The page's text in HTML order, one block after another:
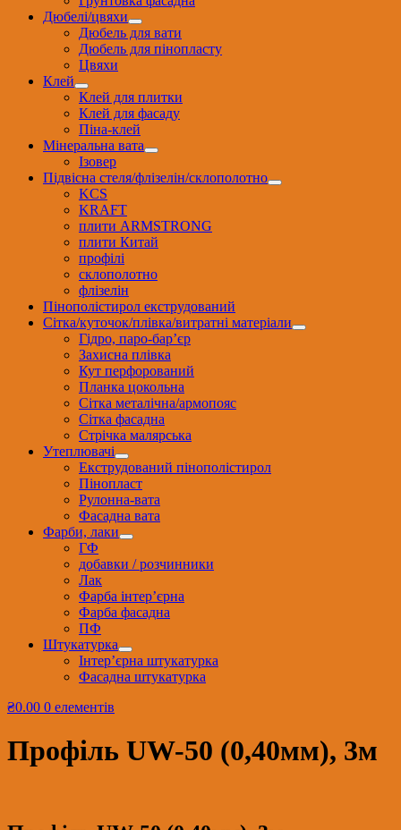
Дюбелі/цвяхи
Дюбель для вати
Дюбель для пінопласту
Цвяхи
Клей
Клей для плитки
Клей для фасаду
Піна-клей
Мінеральна вата
Ізовер
Підвісна стеля/флізелін/склополотно
KCS
KRAFT
плити ARMSTRONG
плити Китай
профілі
склополотно
флізелін
Пінополістирол екструдований
Сітка/куточок/плівка/витратні матеріали
Гідро, паро-бар’єр
Захисна плівка
Кут перфорований
Планка цокольна
Сітка металічна/армопояс
Сітка фасадна
Стрічка малярська
Утеплювачі
Екструдований пінополістирол
Пінопласт
Рулонна-вата
Фасадна вата
Фарби, лаки
ГФ
добавки / розчинники
Лак
Фарба інтер’єрна
Фарба фасадна
ПФ
Штукатурка
Інтер’єрна штукатурка
Фасадна штукатурка
₴0.00 0 елементів
Профіль UW-50 (0,40мм), 3м